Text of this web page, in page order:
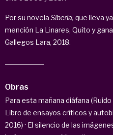
Por su novela Siberia, que lleva
mención La Linares, Quito y
Gallegos Lara, 2018.
Obras
Para esta mañana diáfana (Ruido
Libro de ensayos críticos y
2016) · El silencio de las